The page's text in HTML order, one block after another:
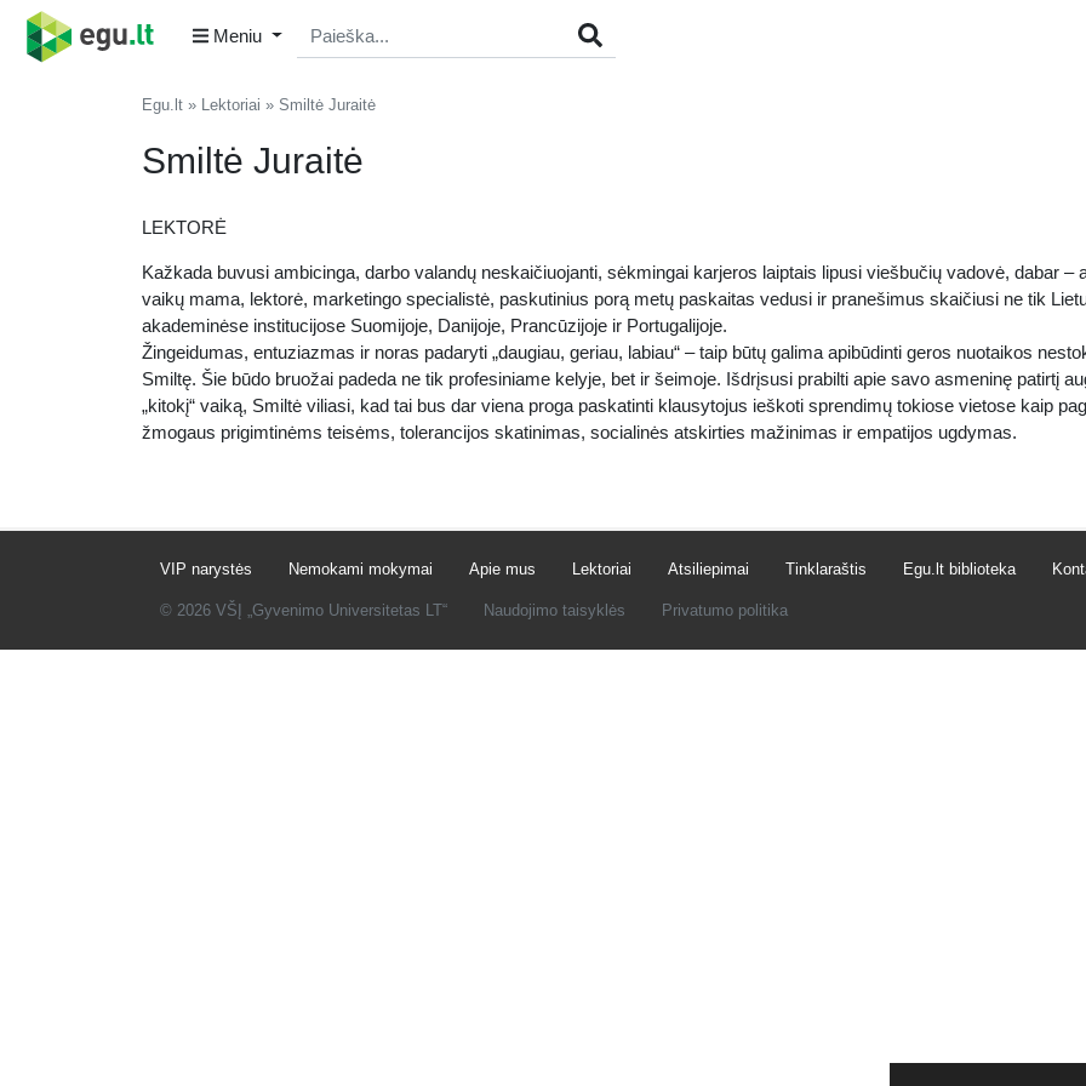
Meniu
Egu.lt Lektoriai Smiltė Juraitė
Smiltė Juraitė
LEKTORĖ
Kažkada buvusi ambicinga, darbo valandų neskaičiuojanti, sėkmingai karjeros laiptais lipusi viešbučių vadovė, dabar –
vaikų mama, lektorė, marketingo specialistė, paskutinius porą metų paskaitas vedusi ir pranešimus skaičiusi ne tik
akademinėse institucijose Suomijoje, Danijoje, Prancūzijoje ir Portugalijoje.
Žingeidumas, entuziazmas ir noras padaryti „daugiau, geriau, labiau“ – taip būtų galima apibūdinti geros nuotaikos
Smiltę. Šie būdo bruožai padeda ne tik profesiniame kelyje, bet ir šeimoje. Išdrįsusi prabilti apie savo asmeninę patirtį
„kitokį“ vaiką, Smiltė viliasi, kad tai bus dar viena proga paskatinti klausytojus ieškoti sprendimų tokiose vietose kaip
žmogaus prigimtinėms teisėms, tolerancijos skatinimas, socialinės atskirties mažinimas ir empatijos ugdymas.
VIP narystės Nemokami mokymai Apie mus Lektoriai Atsiliepimai Tinklaraštis Egu.lt biblioteka
© 2026 VŠĮ „Gyvenimo Universitetas LT“ Naudojimo taisyklės Privatumo politika